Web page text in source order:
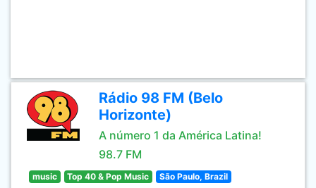
Rádio 98 FM (Belo
Horizonte)
A número 1 da América Latina!
98.7 FM
music Top 40 & Pop Music São Paulo, Brazil